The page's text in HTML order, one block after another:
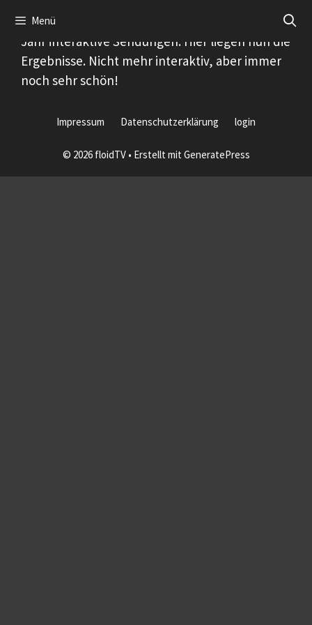
Inhalt
springen
Menü
Im Modul „Studioproduktion“ entstehen jedes
Jahr interaktive Sendungen. Hier liegen nun die
Ergebnisse. Nicht mehr interaktiv, aber immer
noch sehr schön!
Impressum Datenschutzerklärung login
© 2026 floidTV• Erstellt mit GeneratePress